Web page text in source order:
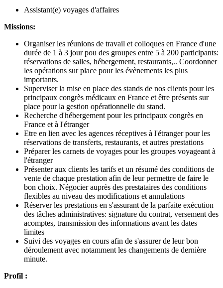
Assistant(e) voyages d'affaires
Missions:
Organiser les réunions de travail et colloques en France d'une
durée de 1 à 3 jour pou des groupes entre 5 à 200 participants:
réservations de salles, hébergement, restaurants,.. Coordonner
les opérations sur place pour les évènements les plus
importants.
Superviser la mise en place des stands de nos clients pour les
principaux congrès médicaux en France et être présents sur
place pour la gestion opérationnelle du stand.
Recherche d'hébergement pour les principaux congrès en
France et à l'étranger
Etre en lien avec les agences réceptives à l'étranger pour les
réservations de transferts, restaurants, et autres prestations
Préparer les carnets de voyages pour les groupes voyageant à
l'étranger
Présenter aux clients les tarifs et un résumé des conditions de
vente de chaque prestation afin de leur permettre de faire le
bon choix. Négocier auprès des prestataires des conditions
flexibles au niveau des modifications et annulations
Réserver les prestations en s'assurant de la parfaite exécution
des tâches administratives: signature du contrat, versement des
acomptes, transmission des informations avant les dates
limites
Suivi des voyages en cours afin de s'assurer de leur bon
déroulement avec notamment les changements de dernière
minute.
Profil :